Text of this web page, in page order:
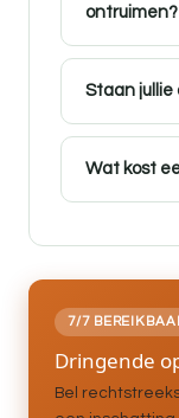
ontruimen?
Staan jullie
Wat kost
7/7
Dringende
Bel